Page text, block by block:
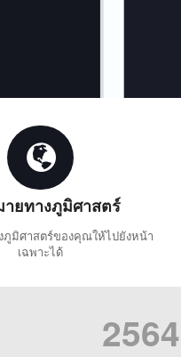
ายทางภูมิศาสตร์
ภูมิศาสตร์ของคุณให้ไปยังหน้า
เฉพาะได้